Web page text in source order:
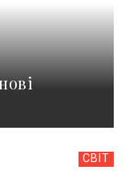
СВІТ